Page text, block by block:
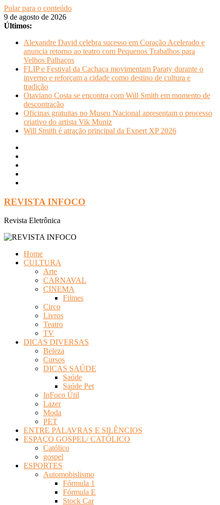
Pular para o conteúdo
9 de agosto de 2026
Últimos:
Alexandre David celebra sucesso em Coração Acelerado e
anuncia retorno ao teatro com Pequenos Trabalhos para
Velhos Palhaços
FLIP e Festival da Cachaça movimentam Paraty durante o
inverno e reforçam a cidade como destino de cultura e
tradição
Otaviano Costa se encontra com Will Smith em momento de
descontração
Oficinas gratuitas no Museu Nacional apresentam o processo
criativo do artista Vik Muniz
Will Smith é atração principal da Expert XP 2026
REVISTA INFOCO
Revista Eletrônica
Home
CULTURA
Arte
CARNAVAL
CINEMA
Filmes
Circo
Livros
Teatro
TV
DICAS DIVERSAS
Beleza
Cursos
DICAS SAÚDE
Saúde
Saúde Pet
InFoco Útil
Lazer
Moda
PET
ENTRE PALAVRAS E SILÊNCIOS
ESPAÇO GOSPEL/ CATÓLICO
Católico
gospel
ESPORTES
Automobislismo
Fórmula 1
Fórmula E
Stock Car